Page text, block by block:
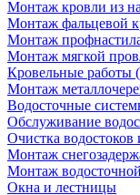
Монтаж кровли из
Монтаж фальцевой
Монтаж
Монтаж мягкой
Кровельные работы
Монтаж
Водосточные
Обслуживание
Очистка водостоков
Монтаж
Монтаж
Окна и лестницы